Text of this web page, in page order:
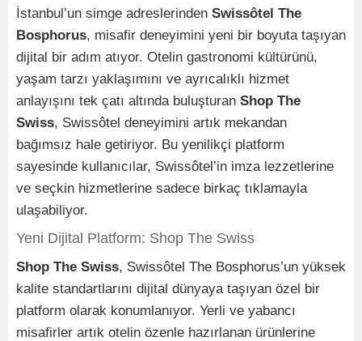
İstanbul’un simge adreslerinden Swissôtel The
Bosphorus, misafir deneyimini yeni bir boyuta taşıyan
dijital bir adım atıyor. Otelin gastronomi kültürünü,
yaşam tarzı yaklaşımını ve ayrıcalıklı hizmet
anlayışını tek çatı altında buluşturan Shop The
Swiss, Swissôtel deneyimini artık mekandan
bağımsız hale getiriyor. Bu yenilikçi platform
sayesinde kullanıcılar, Swissôtel’in imza lezzetlerine
ve seçkin hizmetlerine sadece birkaç tıklamayla
ulaşabiliyor.
Yeni Dijital Platform: Shop The Swiss
Shop The Swiss, Swissôtel The Bosphorus’un yüksek
kalite standartlarını dijital dünyaya taşıyan özel bir
platform olarak konumlanıyor. Yerli ve yabancı
misafirler artık otelin özenle hazırlanan ürünlerine